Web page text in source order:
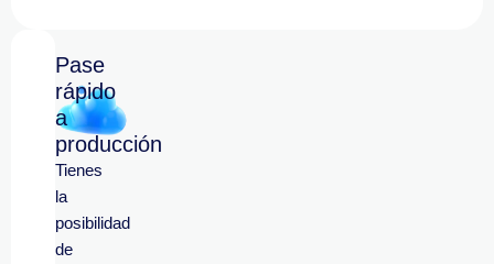
Pase
rápido
a
producción
Tienes
la
posibilidad
de